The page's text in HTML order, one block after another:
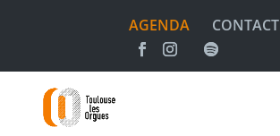
AGENDA CONTACT